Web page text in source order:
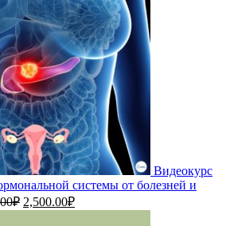
Видеокурс
системы от болезней и
₽ Первоначальная
цена
2,500.00₽Текущая
цена: